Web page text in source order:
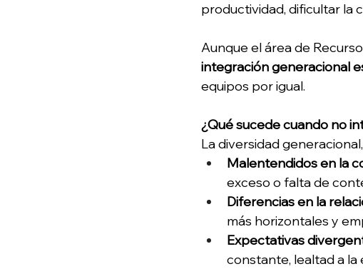
productividad, dificultar la
Aunque el área de
integración generacional
equipos por igual.
¿Qué sucede cuando no
La diversidad
Malentendidos en la
exceso o falta de
Diferencias en la
más horizontales y
Expectativas
constante, lealtad a la